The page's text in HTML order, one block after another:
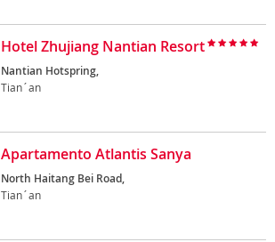
Hotel Zhujiang Nantian Resort
Nantian Hotspring,
Tian´an
Apartamento Atlantis Sanya
North Haitang Bei Road,
Tian´an